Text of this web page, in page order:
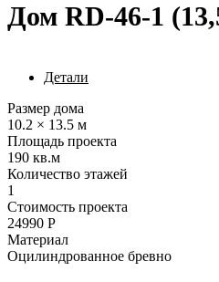
Дом RD-46-1
Детали
Размер дома
10.2 × 13.5 м
Площадь проекта
190 кв.м
Количество этажей
1
Стоимость проекта
24990 Р
Материал
Оцилиндрованное бревно